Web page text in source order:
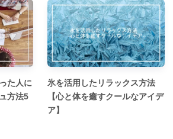
た人に
方法5
氷を活用したリラックス方法
【心と体を癒すクールなアイデ
ア】